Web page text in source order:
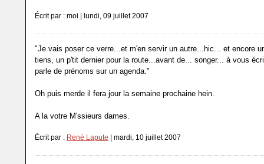
Écrit par : moi | lundi, 09 juillet 2007
"Je vais poser ce verre...et m'en servir un autre...hic... et encore
tiens, un p'tit dernier pour la route...avant de... songer... à vous
parle de prénoms sur un agenda."
Oh puis merde il fera jour la semaine prochaine hein.
A la votre M'ssieurs dames.
Écrit par : René Lapute | mardi, 10 juillet 2007